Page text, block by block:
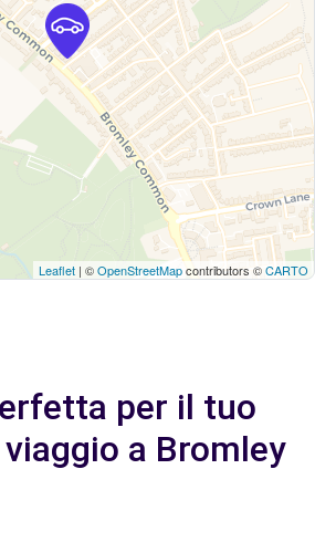
Leaflet | ©OpenStreetMapcontributors ©CARTO
per il tuo
a Bromley